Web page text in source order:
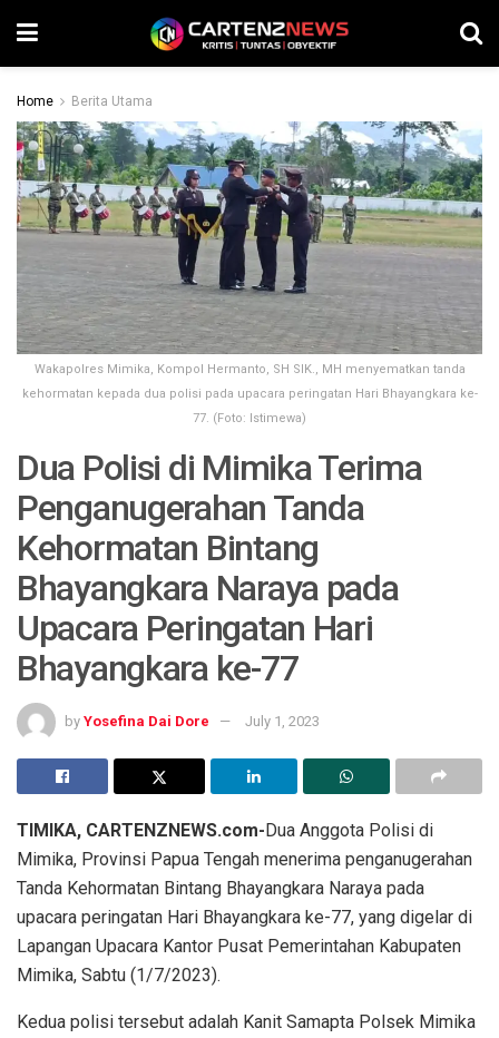
Home Berita Utama
Wakapolres Mimika, Kompol Hermanto, SH SIK., MH menyematkan tanda
kehormatan kepada dua polisi pada upacara peringatan Hari Bhayangkara ke-
77. (Foto: Istimewa)
Dua Polisi di Mimika Terima
Penganugerahan Tanda
Kehormatan Bintang
Bhayangkara Naraya pada
Upacara Peringatan Hari
Bhayangkara ke-77
by Yosefina Dai Dore July 1, 2023
TIMIKA, CARTENZNEWS.com-Dua Anggota Polisi di
Mimika, Provinsi Papua Tengah menerima penganugerahan
Tanda Kehormatan Bintang Bhayangkara Naraya pada
upacara peringatan Hari Bhayangkara ke-77, yang digelar di
Lapangan Upacara Kantor Pusat Pemerintahan Kabupaten
Mimika, Sabtu (1/7/2023).
Kedua polisi tersebut adalah Kanit Samapta Polsek Mimika